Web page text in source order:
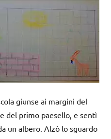
giunse ai margini del
del primo paesello, e sentì
un albero. Alzò lo sguardo